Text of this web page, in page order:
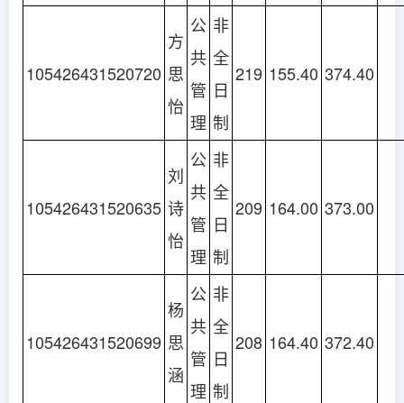
105426431520720
方
思
怡
公
共
管
理
非
全
日
制
219 155.40 374.40
105426431520635
刘
诗
怡
公
共
管
理
非
全
日
制
209 164.00 373.00
105426431520699
杨
思
涵
公
共
管
理
非
全
日
制
208 164.40 372.40